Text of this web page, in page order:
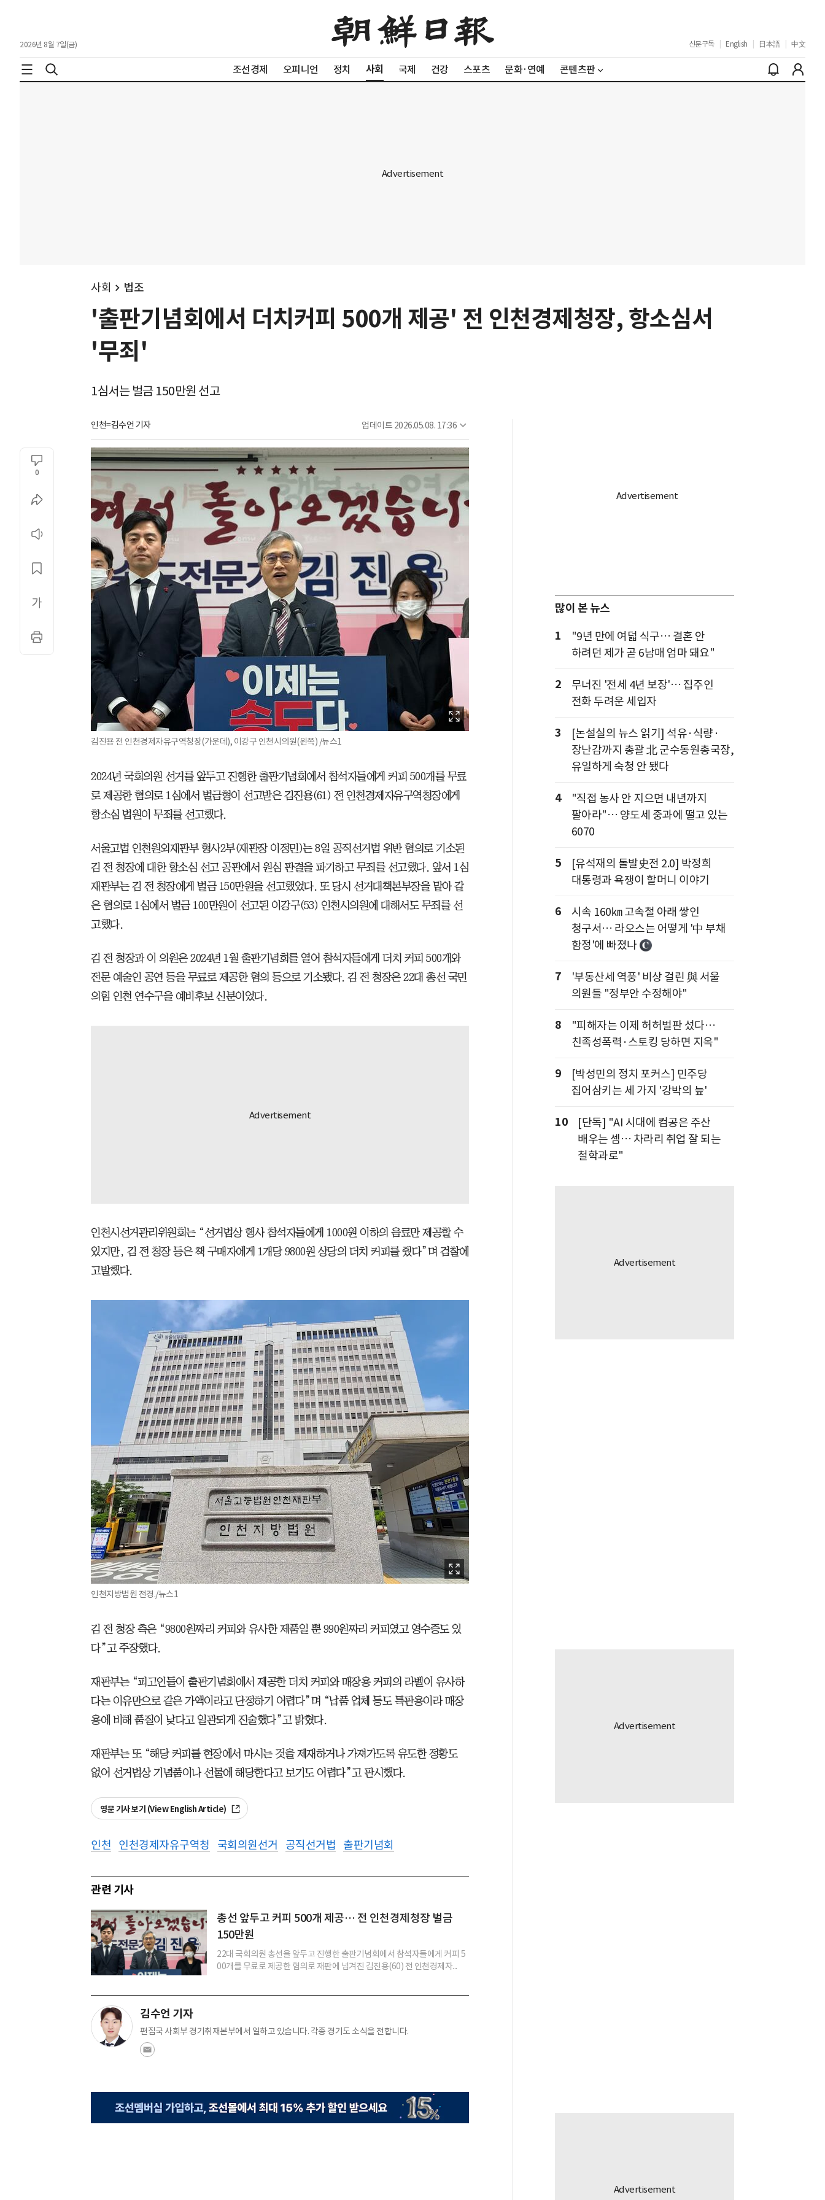
2026년 8월 7일(금) 신문구독 English 日本語 中文
조선경제 오피니언 정치 사회 국제 건강 스포츠 문화·연예 콘텐츠판
사회 법조
'출판기념회에서 더치커피 500개 제공' 전 인천경제청장, 항소심서
'무죄'
1심서는 벌금 150만원 선고
인천=김수언 기자 업데이트 2026.05.08. 17:36
0
김진용 전 인천경제자유구역청장(가운데), 이강구 인천시의원(왼쪽) /뉴스1
2024년 국회의원 선거를 앞두고 진행한 출판기념회에서 참석자들에게 커피 500개를 무료
로 제공한 혐의로 1심에서 벌금형이 선고받은 김진용(61) 전 인천경제자유구역청장에게
항소심 법원이 무죄를 선고했다.
서울고법 인천원외재판부 형사2부(재판장 이정민)는 8일 공직선거법 위반 혐의로 기소된
김 전 청장에 대한 항소심 선고 공판에서 원심 판결을 파기하고 무죄를 선고했다. 앞서 1심
재판부는 김 전 청장에게 벌금 150만원을 선고했었다. 또 당시 선거대책본부장을 맡아 같
은 혐의로 1심에서 벌금 100만원이 선고된 이강구(53) 인천시의원에 대해서도 무죄를 선
고했다.
김 전 청장과 이 의원은 2024년 1월 출판기념회를 열어 참석자들에게 더치 커피 500개와
전문 예술인 공연 등을 무료로 제공한 혐의 등으로 기소됐다. 김 전 청장은 22대 총선 국민
의힘 인천 연수구을 예비후보 신분이었다.
인천시선거관리위원회는 “선거법상 행사 참석자들에게 1000원 이하의 음료만 제공할 수
있지만, 김 전 청장 등은 책 구매자에게 1개당 9800원 상당의 더치 커피를 줬다”며 검찰에
고발했다.
인천지방법원 전경./뉴스1
김 전 청장 측은 “9800원짜리 커피와 유사한 제품일 뿐 990원짜리 커피였고 영수증도 있
다”고 주장했다.
재판부는 “피고인들이 출판기념회에서 제공한 더치 커피와 매장용 커피의 라벨이 유사하
다는 이유만으로 같은 가액이라고 단정하기 어렵다”며 “납품 업체 등도 특판용이라 매장
용에 비해 품질이 낮다고 일관되게 진술했다”고 밝혔다.
재판부는 또 “해당 커피를 현장에서 마시는 것을 제재하거나 가져가도록 유도한 정황도
없어 선거법상 기념품이나 선물에 해당한다고 보기도 어렵다”고 판시했다.
영문 기사 보기 (View English Article)
인천 인천경제자유구역청 국회의원선거 공직선거법 출판기념회
관련 기사
총선 앞두고 커피 500개 제공… 전 인천경제청장 벌금
150만원
22대 국회의원 총선을 앞두고 진행한 출판기념회에서 참석자들에게 커피 5
00개를 무료로 제공한 혐의로 재판에 넘겨진 김진용(60) 전 인천경제자...
김수언 기자
편집국 사회부 경기취재본부에서 일하고 있습니다. 각종 경기도 소식을 전합니다.
많이 본 뉴스
1
"9년 만에 여덟 식구… 결혼 안
하려던 제가 곧 6남매 엄마 돼요"
2
무너진 '전세 4년 보장'… 집주인
전화 두려운 세입자
3
[논설실의 뉴스 읽기] 석유·식량·
장난감까지 총괄 北 군수동원총국장,
유일하게 숙청 안 됐다
4
"직접 농사 안 지으면 내년까지
팔아라"… 양도세 중과에 떨고 있는
6070
5
[유석재의 돌발史전 2.0] 박정희
대통령과 욕쟁이 할머니 이야기
6
시속 160㎞ 고속철 아래 쌓인
청구서… 라오스는 어떻게 '中 부채
함정'에 빠졌나
7
'부동산세 역풍' 비상 걸린 與 서울
의원들 "정부안 수정해야"
8
"피해자는 이제 허허벌판 섰다…
친족성폭력·스토킹 당하면 지옥"
9
[박성민의 정치 포커스] 민주당
집어삼키는 세 가지 '강박의 늪'
10
[단독] "AI 시대에 컴공은 주산
배우는 셈… 차라리 취업 잘 되는
철학과로"